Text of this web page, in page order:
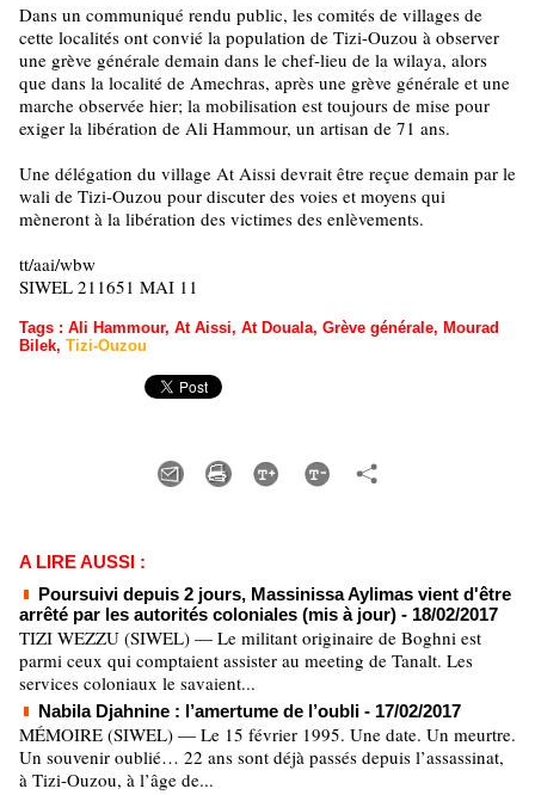
Dans un communiqué rendu public, les comités de villages de
cette localités ont convié la population de Tizi-Ouzou à observer
une grève générale demain dans le chef-lieu de la wilaya, alors
que dans la localité de Amechras, après une grève générale et une
marche observée hier; la mobilisation est toujours de mise pour
exiger la libération de Ali Hammour, un artisan de 71 ans.
Une délégation du village At Aissi devrait être reçue demain par le
wali de Tizi-Ouzou pour discuter des voies et moyens qui
mèneront à la libération des victimes des enlèvements.
tt/aai/wbw
SIWEL 211651 MAI 11
Tags : Ali Hammour, At Aissi, At Douala, Grève générale, Mourad
Bilek, Tizi-Ouzou
A LIRE AUSSI :
Poursuivi depuis 2 jours, Massinissa Aylimas vient d'être
arrêté par les autorités coloniales (mis à jour) - 18/02/2017
TIZI WEZZU (SIWEL) — Le militant originaire de Boghni est
parmi ceux qui comptaient assister au meeting de Tanalt. Les
services coloniaux le savaient...
Nabila Djahnine : l’amertume de l’oubli - 17/02/2017
MÉMOIRE (SIWEL) — Le 15 février 1995. Une date. Un meurtre.
Un souvenir oublié… 22 ans sont déjà passés depuis l’assassinat,
à Tizi-Ouzou, à l’âge de...